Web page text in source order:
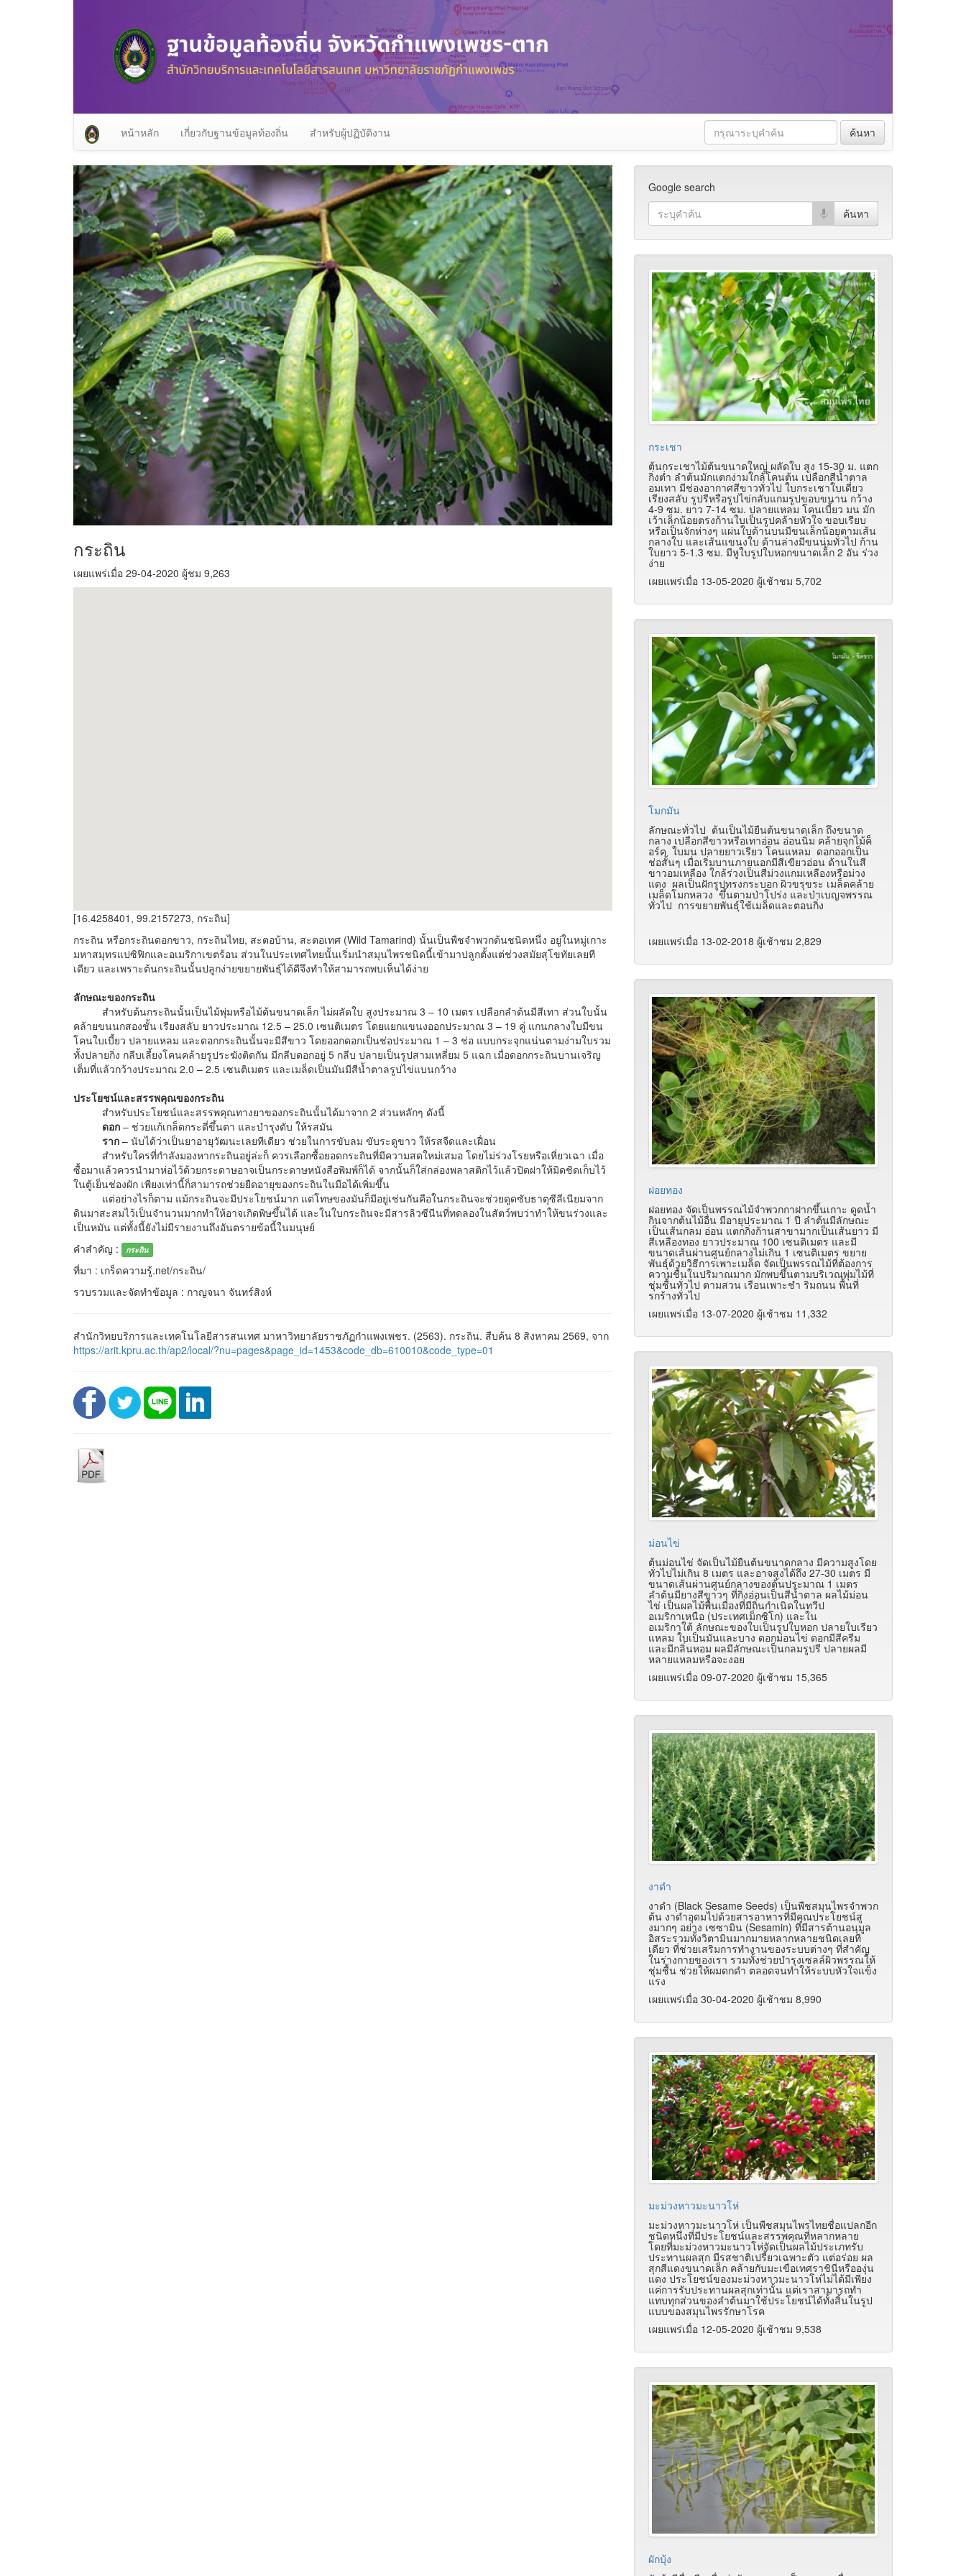
หน้าหลัก เกี่ยวกับฐานข้อมูลท้องถิ่น สำหรับผู้ปฏิบัติงาน ค้นหา
กระถิน
เผยแพร่เมื่อ 29-04-2020 ผู้ชม 9,263
[16.4258401, 99.2157273, กระถิน]
กระถิน หรือกระถินดอกขาว, กระถินไทย, สะตอบ้าน, สะตอเทศ (Wild Tamarind) นั้นเป็นพืชจำพวกต้นชนิดหนึ่ง อยู่ในหมู่เกาะ
มหาสมุทรแปซิฟิกและอเมริกาเขตร้อน ส่วนในประเทศไทยนั้นเริ่มนำสมุนไพรชนิดนี้เข้ามาปลูกตั้งแต่ช่วงสมัยสุโขทัยเลยที
เดียว และเพราะต้นกระถินนั้นปลูกง่ายขยายพันธุ์ได้ดีจึงทำให้สามารถพบเห็นได้ง่าย
ลักษณะของกระถิน
สำหรับต้นกระถินนั้นเป็นไม้พุ่มหรือไม้ต้นขนาดเล็ก ไม่ผลัดใบ สูงประมาณ 3 – 10 เมตร เปลือกลำต้นมีสีเทา ส่วนใบนั้น
คล้ายขนนกสองชั้น เรียงสลับ ยาวประมาณ 12.5 – 25.0 เซนติเมตร โดยแยกแขนงออกประมาณ 3 – 19 คู่ แกนกลางใบมีขน
โคนใบเบี้ยว ปลายแหลม และดอกกระถินนั้นจะมีสีขาว โดยออกดอกเป็นช่อประมาณ 1 – 3 ช่อ แบบกระจุกแน่นตามง่ามใบรวม
ทั้งปลายกิ่ง กลีบเลี้ยงโคนคล้ายรูประฆังติดกัน มีกลีบดอกอยู่ 5 กลีบ ปลายเป็นรูปสามเหลี่ยม 5 แฉก เมื่อดอกกระถินบานเจริญ
เต็มที่แล้วกว้างประมาณ 2.0 – 2.5 เซนติเมตร และเมล็ดเป็นมันมีสีน้ำตาลรูปไข่แบนกว้าง
ประโยชน์และสรรพคุณของกระถิน
สำหรับประโยชน์และสรรพคุณทางยาของกระถินนั้นได้มาจาก 2 ส่วนหลักๆ ดังนี้
ดอก – ช่วยแก้เกล็ดกระดี่ขึ้นตา และบำรุงตับ ให้รสมัน
ราก – นับได้ว่าเป็นยาอายุวัฒนะเลยทีเดียว ช่วยในการขับลม ขับระดูขาว ให้รสจืดและเฝื่อน
สำหรับใครที่กำลังมองหากระถินอยู่ล่ะก็ ควรเลือกซื้อยอดกระถินที่มีความสดใหม่เสมอ โดยไม่ร่วงโรยหรือเหี่ยวเฉา เมื่อ
ซื้อมาแล้วควรนำมาห่อไว้ด้วยกระดาษอาจเป็นกระดาษหนังสือพิมพ์ก็ได้ จากนั้นก็ใส่กล่องพลาสติกไว้แล้วปิดฝาให้มิดชิดเก็บไว้
ในตู้เย็นช่องผัก เพียงเท่านี้ก็สามารถช่วยยืดอายุของกระถินในมือได้เพิ่มขึ้น
แต่อย่างไรก็ตาม แม้กระถินจะมีประโยชน์มาก แต่โทษของมันก็มีอยู่เช่นกันคือในกระถินจะช่วยดูดซับธาตุซีลีเนียมจาก
ดินมาสะสมไว้เป็นจำนวนมากทำให้อาจเกิดพิษขึ้นได้ และในใบกระถินจะมีสารลิวซีนีนที่ทดลองในสัตว์พบว่าทำให้ขนร่วงและ
เป็นหมัน แต่ทั้งนี้ยังไม่มีรายงานถึงอันตรายข้อนี้ในมนุษย์
คำสำคัญ :
กระถิน
ที่มา : เกร็ดความรู้.net/กระถิน/
รวบรวมและจัดทำข้อมูล : กาญจนา จันทร์สิงห์
สำนักวิทยบริการและเทคโนโลยีสารสนเทศ มาหาวิทยาลัยราชภัฏกำแพงเพชร. (2563). กระถิน. สืบค้น 8 สิงหาคม 2569, จาก
https://arit.kpru.ac.th/ap2/local/?nu=pages&page_id=1453&code_db=610010&code_type=01
Google search
กระเชา
ต้นกระเชาไม้ต้นขนาดใหญ่ ผลัดใบ สูง 15-30 ม. แตก
กิ่งต่ำ ลำต้นมักแตกง่ามใกล้โคนต้น เปลือกสีน้ำตาล
อมเทา มีช่องอากาศสีขาวทั่วไป ใบกระเชาใบเดี่ยว
เรียงสลับ รูปรีหรือรูปไข่กลับแกมรูปขอบขนาน กว้าง
4-9 ซม. ยาว 7-14 ซม. ปลายแหลม โคนเบี้ยว มน มัก
เว้าเล็กน้อยตรงก้านใบเป็นรูปคล้ายหัวใจ ขอบเรียบ
หรือเป็นจักห่างๆ แผ่นใบด้านบนมีขนเล็กน้อยตามเส้น
กลางใบ และเส้นแขนงใบ ด้านล่างมีขนนุ่มทั่วไป ก้าน
ใบยาว 5-1.3 ซม. มีหูใบรูปใบหอกขนาดเล็ก 2 อัน ร่วง
ง่าย
เผยแพร่เมื่อ 13-05-2020 ผู้เช้าชม 5,702
โมกมัน
ลักษณะทั่วไป ต้นเป็นไม้ยืนต้นขนาดเล็ก ถึงขนาด
กลาง เปลือกสีขาวหรือเทาอ่อน อ่อนนิ่ม คล้ายจุกไม้ค็
อร์ค ใบมน ปลายยาวเรียว โคนแหลม ดอกออกเป็น
ช่อสั้นๆ เมื่อเริ่มบานภายนอกมีสีเขียวอ่อน ด้านในสี
ขาวอมเหลือง ใกล้ร่วงเป็นสีม่วงแกมเหลืองหรือม่วง
แดง ผลเป็นฝักรูปทรงกระบอก ผิวขรุขระ เมล็ดคล้าย
เมล็ดโมกหลวง ขึ้นตามป่าโปร่ง และป่าเบญจพรรณ
ทั่วไป การขยายพันธุ์ใช้เมล็ดและตอนกิ่ง
เผยแพร่เมื่อ 13-02-2018 ผู้เช้าชม 2,829
ฝอยทอง
ฝอยทอง จัดเป็นพรรณไม้จำพวกกาฝากขึ้นเกาะ ดูดน้ำ
กินจากต้นไม้อื่น มีอายุประมาณ 1 ปี ลำต้นมีลักษณะ
เป็นเส้นกลม อ่อน แตกกิ่งก้านสาขามากเป็นเส้นยาว มี
สีเหลืองทอง ยาวประมาณ 100 เซนติเมตร และมี
ขนาดเส้นผ่านศูนย์กลางไม่เกิน 1 เซนติเมตร ขยาย
พันธุ์ด้วยวิธีการเพาะเมล็ด จัดเป็นพรรณไม้ที่ต้องการ
ความชื้นในปริมาณมาก มักพบขึ้นตามบริเวณพุ่มไม้ที่
ชุ่มชื้นทั่วไป ตามสวน เรือนเพาะชำ ริมถนน พื้นที่
รกร้างทั่วไป
เผยแพร่เมื่อ 13-07-2020 ผู้เช้าชม 11,332
ม่อนไข่
ต้นม่อนไข่ จัดเป็นไม้ยืนต้นขนาดกลาง มีความสูงโดย
ทั่วไปไม่เกิน 8 เมตร และอาจสูงได้ถึง 27-30 เมตร มี
ขนาดเส้นผ่านศูนย์กลางของต้นประมาณ 1 เมตร
ลำต้นมียางสีขาวๆ ที่กิ่งอ่อนเป็นสีน้ำตาล ผลไม้ม่อน
ไข่ เป็นผลไม้พื้นเมืองที่มีถิ่นกำเนิดในทวีป
อเมริกาเหนือ (ประเทศเม็กซิโก) และใน
อเมริกาใต้ ลักษณะของใบเป็นรูปใบหอก ปลายใบเรียว
แหลม ใบเป็นมันและบาง ดอกม่อนไข่ ดอกมีสีครีม
และมีกลิ่นหอม ผลมีลักษณะเป็นกลมรูปรี ปลายผลมี
หลายแหลมหรือจะงอย
เผยแพร่เมื่อ 09-07-2020 ผู้เช้าชม 15,365
งาดำ
งาดำ (Black Sesame Seeds) เป็นพืชสมุนไพรจำพวก
ต้น งาดำอุดมไปด้วยสารอาหารที่มีคุณประโยชน์สู
งมากๆ อย่าง เซซามิน (Sesamin) ที่มีสารต้านอนุมูล
อิสระรวมทั้งวิตามินมากมายหลากหลายชนิดเลยที
เดียว ที่ช่วยเสริมการทำงานของระบบต่างๆ ที่สำคัญ
ในร่างกายของเรา รวมทั้งช่วยบำรุงเซลล์ผิวพรรณให้
ชุ่มชื้น ช่วยให้ผมดกดำ ตลอดจนทำให้ระบบหัวใจแข็ง
แรง
เผยแพร่เมื่อ 30-04-2020 ผู้เช้าชม 8,990
มะม่วงหาวมะนาวโห่
มะม่วงหาวมะนาวโห่ เป็นพืชสมุนไพรไทยชื่อแปลกอีก
ชนิดหนึ่งที่มีประโยชน์และสรรพคุณที่หลากหลาย
โดยที่มะม่วงหาวมะนาวโห่จัดเป็นผลไม้ประเภทรับ
ประทานผลสุก มีรสชาติเปรี้ยวเฉพาะตัว แต่อร่อย ผล
สุกสีแดงขนาดเล็ก คล้ายกับมะเขือเทศราชินีหรือองุ่น
แดง ประโยชน์ของมะม่วงหาวมะนาวโห่ไม่ได้มีเพียง
แค่การรับประทานผลสุกเท่านั้น แต่เราสามารถทำ
แทบทุกส่วนของลำต้นมาใช้ประโยชน์ได้ทั้งสิ้นในรูป
แบบของสมุนไพรรักษาโรค
เผยแพร่เมื่อ 12-05-2020 ผู้เช้าชม 9,538
ผักบุ้ง